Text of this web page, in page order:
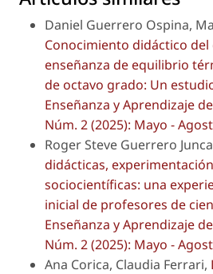
Daniel Guerrero Ospina,
Conocimiento didáctico
enseñanza de equilibrio
de octavo grado: Un
Enseñanza y Aprendizaje
Núm. 2 (2025): Mayo -
Roger Steve Guerrero
didácticas,
sociocientíficas: una
inicial de profesores de
Enseñanza y Aprendizaje
Núm. 2 (2025): Mayo -
Ana Corica, Claudia Ferrari,